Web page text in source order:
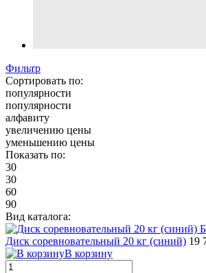
Фильтр
Сортировать по:
популярности
популярности
алфавиту
увеличению цены
уменьшению цены
Показать по:
30
30
60
90
Вид каталога:
Диск соревновательный 20 кг (синий) 19
В корзину